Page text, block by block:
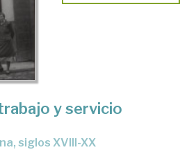
y servicio
siglos XVIII-XX